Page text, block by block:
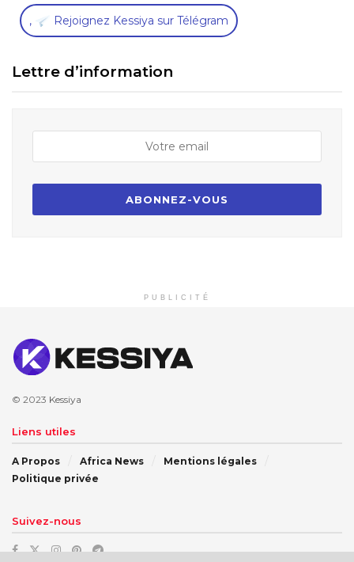
, Rejoignez Kessiya sur Télégram
Lettre d’information
PUBLICITÉ
© 2023 Kessiya
Liens utiles
A Propos Africa News
Mentions légales
Politique privée
Suivez-nous